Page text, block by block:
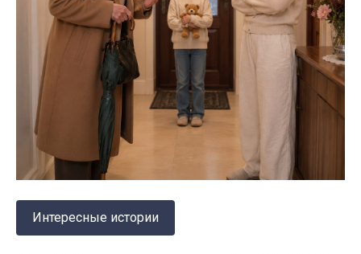
Интересные истории